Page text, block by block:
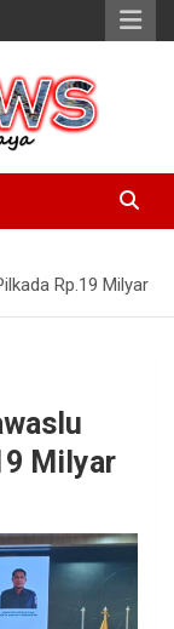
Rp.19 Milyar
Milyar